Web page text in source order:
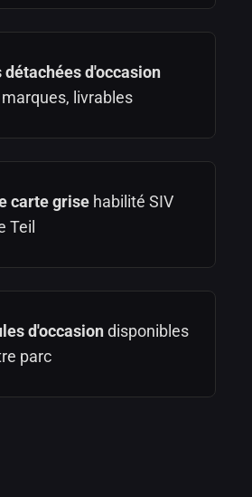
détachées d'occasion
livrables
carte grise habilité SIV
Teil
d'occasion disponibles
parc